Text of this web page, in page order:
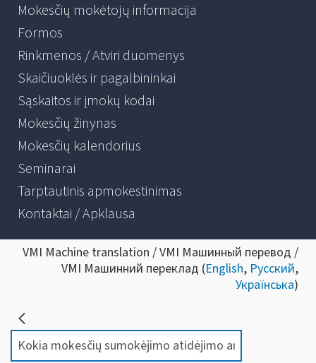
Mokesčių mokėtojų informacija
Formos
Rinkmenos / Atviri duomenys
Skaičiuoklės ir pagalbininkai
Sąskaitos ir įmokų kodai
Mokesčių žinynas
Mokesčių kalendorius
Seminarai
Tarptautinis apmokestinimas
Kontaktai / Apklausa
VMI Machine translation / VMI Машинный перевод /
VMI Машинний переклад (English, Русский,
Українська)